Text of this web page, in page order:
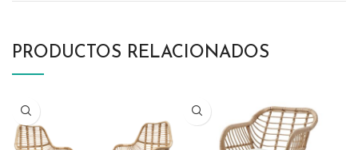
PRODUCTOS RELACIONADOS